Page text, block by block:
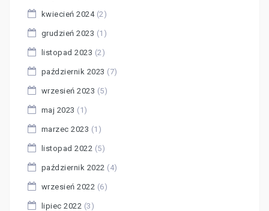
kwiecień 2024(2)
grudzień 2023 (1)
listopad 2023 (2)
październik 2023 (7)
wrzesień 2023 (5)
maj 2023 (1)
marzec 2023 (1)
listopad 2022 (5)
październik 2022 (4)
wrzesień 2022 (6)
lipiec 2022 (3)